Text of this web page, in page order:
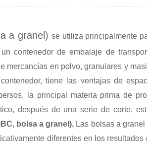
a granel)se utiliza principalmente
contenedor de embalaje de
mercancías en polvo, granulares y
tiene las ventajas de
la principal materia prima de
después de una serie de corte,
bolsa a granel). Las bolsas a
diferentes en los